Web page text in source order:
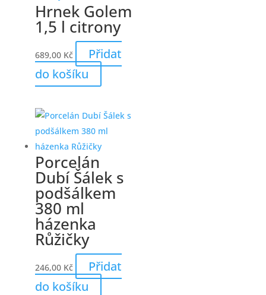
Hrnek Golem
1,5 l citrony
689,00 Kč
Přidat
do košíku
Porcelán
Dubí Šálek s
podšálkem
380 ml
házenka
Růžičky
246,00 Kč
Přidat
do košíku